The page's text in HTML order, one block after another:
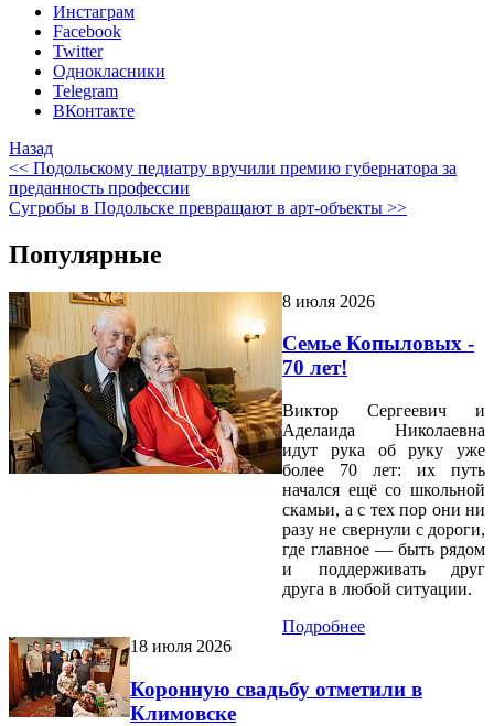
Инстаграм
Facebook
Twitter
Однокласники
Telegram
ВКонтакте
Назад
<< Подольскому педиатру вручили премию губернатора за
преданность профессии
Сугробы в Подольске превращают в арт-объекты >>
Популярные
8 июля 2026
Семье Копыловых -
70 лет!
Виктор Сергеевич и
Аделаида Николаевна
идут рука об руку уже
более 70 лет: их путь
начался ещё со школьной
скамьи, а с тех пор они ни
разу не свернули с дороги,
где главное — быть рядом
и поддерживать друг
друга в любой ситуации.
Подробнее
18 июля 2026
Коронную свадьбу отметили в
Климовске